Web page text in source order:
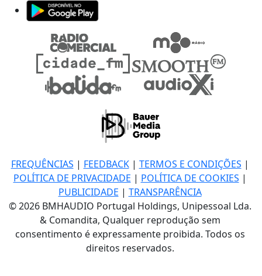
FREQUÊNCIAS | FEEDBACK| TERMOS E CONDIÇÕES |
POLÍTICA DE PRIVACIDADE | POLÍTICA DE COOKIES |
PUBLICIDADE | TRANSPARÊNCIA
© 2026 BMHAUDIO Portugal Holdings, Unipessoal Lda.
& Comandita, Qualquer reprodução sem
consentimento é expressamente proibida. Todos os
direitos reservados.